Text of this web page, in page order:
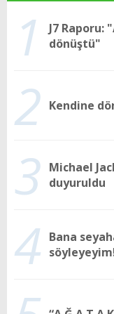
1
J7
dönüştü"
2 Kendine
3 Michael
duyuruldu
4 Bana